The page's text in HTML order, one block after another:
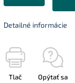
Detailné informácie
Tlač Opýtať sa